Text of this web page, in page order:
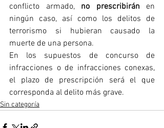
conflicto armado, no prescribirán en
ningún caso, así como los delitos de
terrorismo si hubieran causado la
muerte de una persona.
En los supuestos de concurso de
infracciones o de infracciones conexas,
el plazo de prescripción será el que
corresponda al delito más grave.
Sin categoría